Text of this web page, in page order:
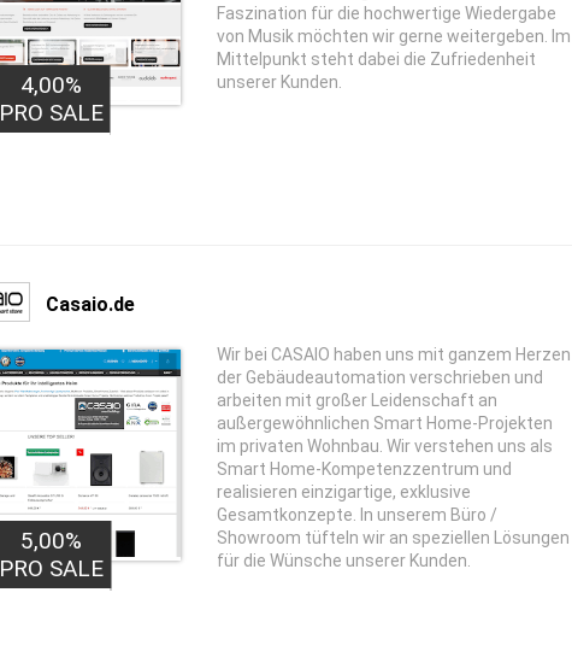
4,00%
PRO SALE
Faszination für die hochwertige Wiedergabe
von Musik möchten wir gerne weitergeben. Im
Mittelpunkt steht dabei die Zufriedenheit
unserer Kunden.
Casaio.de
15,00€
PRO LEAD
5,00%
PRO SALE
Wir bei CASAIO haben uns mit ganzem Herzen
der Gebäudeautomation verschrieben und
arbeiten mit großer Leidenschaft an
außergewöhnlichen Smart Home-Projekten
im privaten Wohnbau. Wir verstehen uns als
Smart Home-Kompetenzzentrum und
realisieren einzigartige, exklusive
Gesamtkonzepte. In unserem Büro /
Showroom tüfteln wir an speziellen Lösungen
für die Wünsche unserer Kunden.